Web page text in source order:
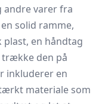
andre varer fra
solid ramme,
en håndtag
den på
inkluderer en
materiale som